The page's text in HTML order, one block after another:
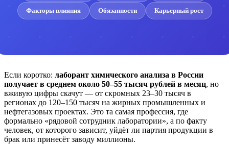
Факторы влияния Обязанности Карьерный рост
Если коротко: лаборант химического анализа в России
получает в среднем около 50–55 тысяч рублей в месяц, но
вживую цифры скачут — от скромных 23–30 тысяч в
регионах до 120–150 тысяч на жирных промышленных и
нефтегазовых проектах. Это та самая профессия, где
формально «рядовой сотрудник лаборатории», а по факту
человек, от которого зависит, уйдёт ли партия продукции в
брак или принесёт заводу миллионы.